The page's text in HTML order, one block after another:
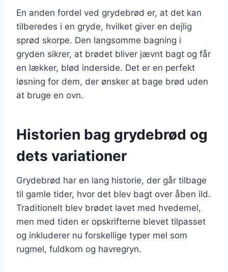
En anden fordel ved grydebrød er, at det kan
tilberedes i en gryde, hvilket giver en dejlig
sprød skorpe. Den langsomme bagning i
gryden sikrer, at brødet bliver jævnt bagt og får
en lækker, blød inderside. Det er en perfekt
løsning for dem, der ønsker at bage brød uden
at bruge en ovn.
Historien bag grydebrød og
dets variationer
Grydebrød har en lang historie, der går tilbage
til gamle tider, hvor det blev bagt over åben ild.
Traditionelt blev brødet lavet med hvedemel,
men med tiden er opskrifterne blevet tilpasset
og inkluderer nu forskellige typer mel som
rugmel, fuldkorn og havregryn.